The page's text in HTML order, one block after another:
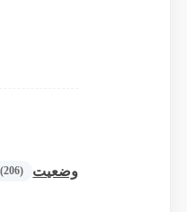
وضعیت (206)